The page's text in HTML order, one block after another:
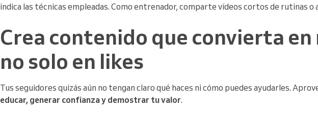
indica las técnicas empleadas. Como entrenador, comparte vídeos cortos de rutinas o
Crea contenido que convierta en
no solo en likes
Tus seguidores quizás aún no tengan claro qué haces ni cómo puedes ayudarles.
educar, generar confianza y demostrar tu valor.